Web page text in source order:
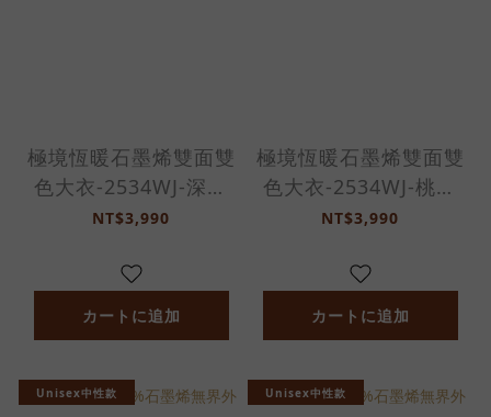
極境恆暖石墨烯雙面雙
色大衣-2534WJ-深棕
色/赤陶褐
NT$3,990
カートに追加
極境恆暖石墨烯雙面雙
色大衣-2534WJ-桃木
棕/午夜藍
NT$3,990
カートに追加
Unisex中性款 Unisex中性款